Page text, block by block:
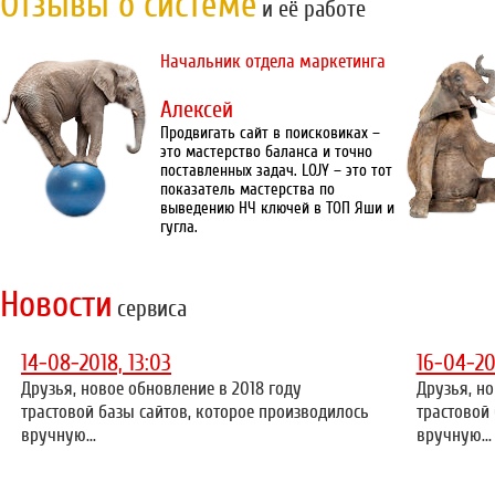
и её работе
Начальник отдела маркетинга
Алексей
Продвигать сайт в поисковиках –
это мастерство баланса и точно
поставленных задач. LOJY – это тот
показатель мастерства по
выведению НЧ ключей в ТОП Яши и
гугла.
Новости сервиса
14-08-2018, 13:03
Друзья, новое обновление в 2018 году
трастовой базы сайтов, которое производилось
вручную...
16-04-
Друзья,
вручную...